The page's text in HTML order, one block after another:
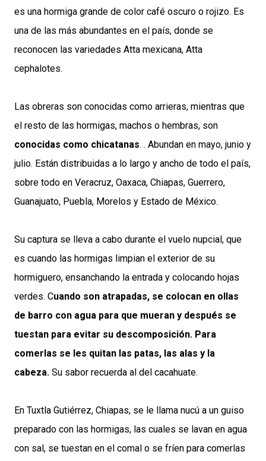
es una hormiga grande de color café oscuro o rojizo. Es
una de las más abundantes en el país, donde se
reconocen las variedades Atta mexicana, Atta
cephalotes.
Las obreras son conocidas como arrieras, mientras que
el resto de las hormigas, machos o hembras, son
conocidas como chicatanas. . Abundan en mayo, junio y
julio. Están distribuidas a lo largo y ancho de todo el país,
sobre todo en Veracruz, Oaxaca, Chiapas, Guerrero,
Guanajuato, Puebla, Morelos y Estado de México.
Su captura se lleva a cabo durante el vuelo nupcial, que
es cuando las hormigas limpian el exterior de su
hormiguero, ensanchando la entrada y colocando hojas
verdes. Cuando son atrapadas, se colocan en ollas
de barro con agua para que mueran y después se
tuestan para evitar su descomposición. Para
comerlas se les quitan las patas, las alas y la
cabeza. Su sabor recuerda al del cacahuate.
En Tuxtla Gutiérrez, Chiapas, se le llama nucú a un guiso
preparado con las hormigas, las cuales se lavan en agua
con sal, se tuestan en el comal o se fríen para comerlas